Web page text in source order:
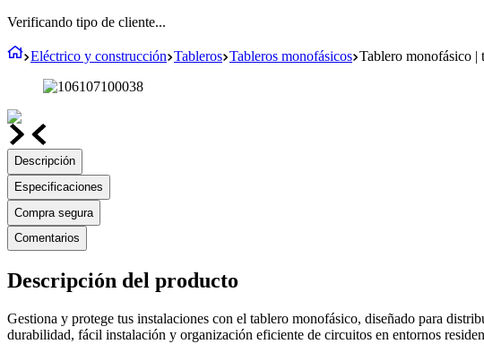
Verificando tipo de cliente...
Eléctrico y construcción Tableros Tableros monofásicos Tablero monofásico |
Descripción
Especificaciones
Compra segura
Comentarios
Descripción del producto
Gestiona y protege tus instalaciones con el tablero monofásico, diseñado para
durabilidad, fácil instalación y organización eficiente de circuitos en entornos